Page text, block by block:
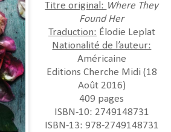
Titre original: Where They
Found Her
Traduction: Élodie Leplat
Nationalité de l’auteur:
Américaine
Editions Cherche Midi (18
Août 2016)
409 pages
ISBN-10: 2749148731
ISBN-13: 978-2749148731